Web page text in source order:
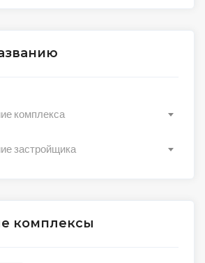
комплекса
застройщика
комплексы